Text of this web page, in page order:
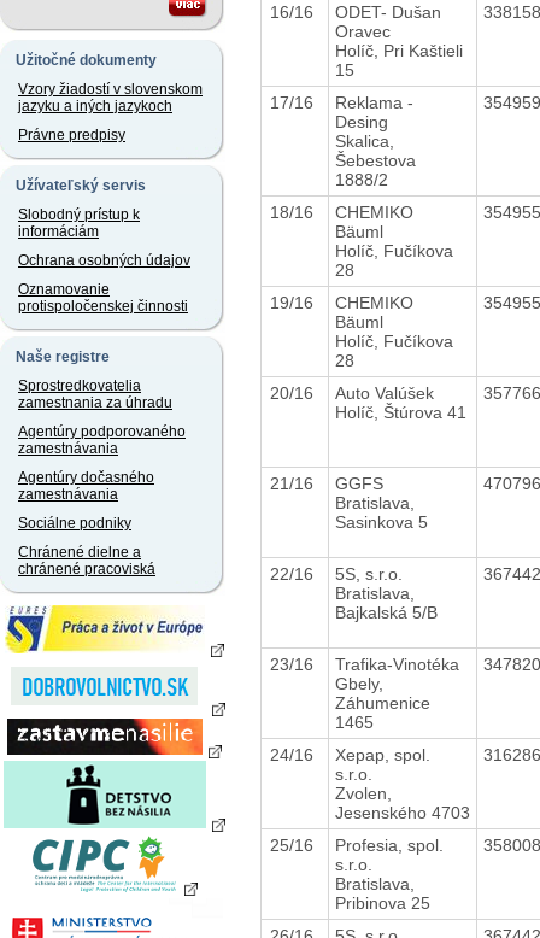
Užitočné dokumenty
Vzory žiadostí v slovenskom
jazyku a iných jazykoch
Právne predpisy
Užívateľský servis
Slobodný prístup k
informáciám
Ochrana osobných údajov
Oznamovanie
protispoločenskej činnosti
Naše registre
Sprostredkovatelia
zamestnania za úhradu
Agentúry podporovaného
zamestnávania
Agentúry dočasného
zamestnávania
Sociálne podniky
Chránené dielne a
chránené pracoviská
16/16
ODET- Dušan
Oravec
Holíč, Pri Kaštieli
15
17/16
Reklama -
Desing
Skalica,
Šebestova
1888/2
18/16
CHEMIKO
Bäuml
Holíč, Fučíkova
28
19/16
CHEMIKO
Bäuml
Holíč, Fučíkova
28
20/16
Auto Valúšek
Holíč, Štúrova 41
21/16
GGFS
Bratislava,
Sasinkova 5
22/16
5S, s.r.o.
Bratislava,
Bajkalská 5/B
23/16
Trafika-Vinotéka
Gbely,
Záhumenice
1465
24/16
Xepap, spol.
s.r.o.
Zvolen,
Jesenského 4703
25/16
Profesia, spol.
s.r.o.
Bratislava,
Pribinova 25